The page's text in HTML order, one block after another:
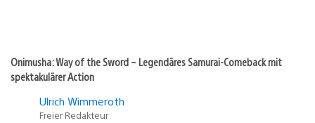
Onimusha: Way of the Sword – Legendäres Samurai-Comeback mit
spektakulärer Action
Ulrich Wimmeroth
Freier Redakteur